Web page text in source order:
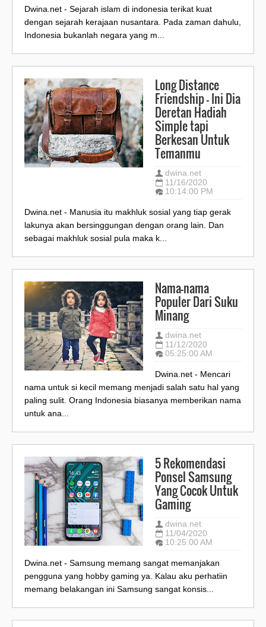
Dwina.net - Sejarah islam di indonesia terikat kuat
dengan sejarah kerajaan nusantara. Pada zaman dahulu,
Indonesia bukanlah negara yang m...
Long Distance
Friendship - Ini Dia
Deretan Hadiah
Simple tapi
Berkesan Untuk
Temanmu
dwina.net
11/16/2020
10:14:00 PM
Dwina.net - Manusia itu makhluk sosial yang tiap gerak
lakunya akan bersinggungan dengan orang lain. Dan
sebagai makhluk sosial pula maka k...
Nama-nama
Populer Dari Suku
Minang
dwina.net
11/12/2020
05:25:00 AM
Dwina.net - Mencari
nama untuk si kecil memang menjadi salah satu hal yang
paling sulit. Orang Indonesia biasanya memberikan nama
untuk ana...
5 Rekomendasi
Ponsel Samsung
Yang Cocok Untuk
Gaming
dwina.net
11/04/2020
10:25:00 AM
Dwina.net - Samsung memang sangat memanjakan
pengguna yang hobby gaming ya. Kalau aku perhatiin
memang belakangan ini Samsung sangat konsis...